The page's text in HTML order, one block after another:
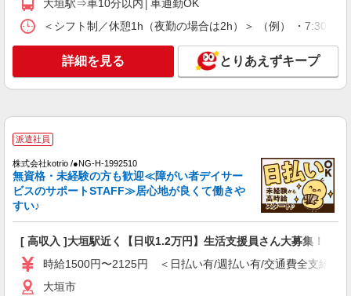
キープ 詳細を見る
株式会社kotrio /●NG-H-2029828
大垣市
詳細を見る
派遣社員
大垣駅｜日払いOK！日収1.1万円超え×サ高住
大垣駅⇒車10分以内│車通勤OK
＜シフト制／休憩1h（夜勤の場合は2h）＞ （例） ・7:30
詳細を見る とりあえずキープ
派遣社員
株式会社kotrio /●NG-H-1992510
無資格・未経験の方も歓迎≪障がい者デイサー
ビスのサポートSTAFF≫居心地が良くて働きや
すい♪
[ 高収入 ]大垣駅近く【日収1.2万円】生活支援員さん大募集！
時給1500円〜2125円 ＜日払い有/週払い有/交通費全支給(ガ
大垣市